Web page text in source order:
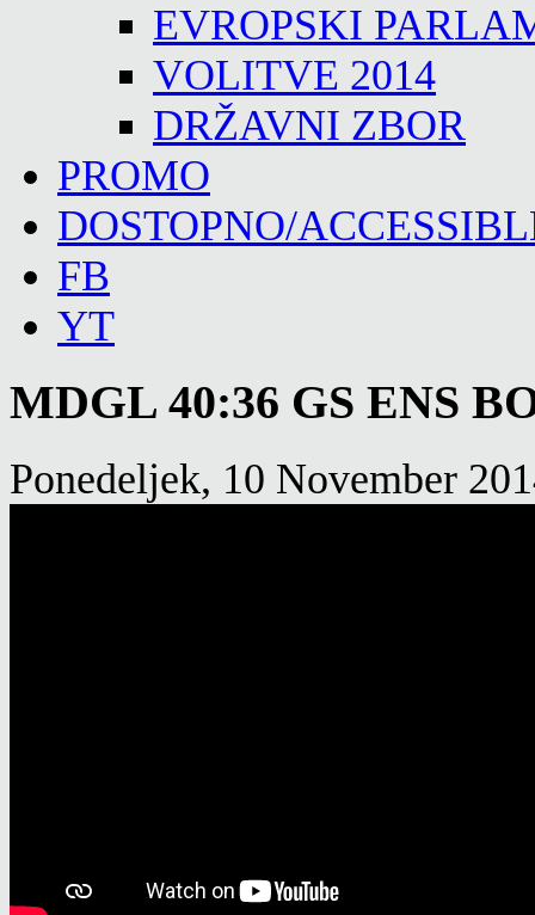
EVROPSKI
VOLITVE 2014
DRŽAVNI ZBOR
PROMO
DOSTOPNO/
FB
YT
MDGL 40:36 GS ENS
Ponedeljek, 10 November